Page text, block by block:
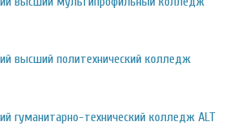
высший политехнический колледж
гуманитарно-технический колледж ALT